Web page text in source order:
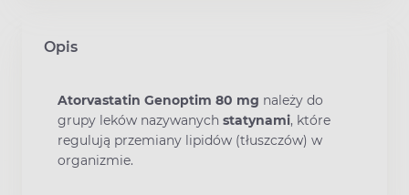
Opis
Atorvastatin Genoptim 80 mg należy do
grupy leków nazywanych statynami, które
regulują przemiany lipidów (tłuszczów) w
organizmie.